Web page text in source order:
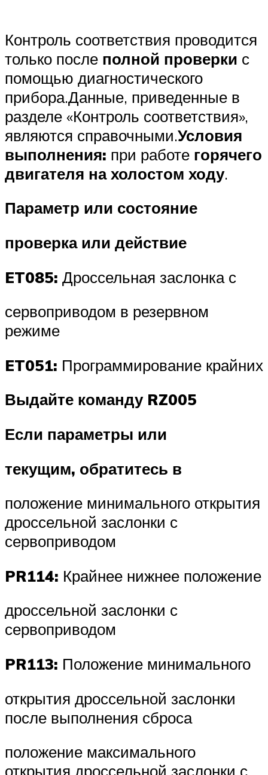
Контроль соответствия проводится
только после полной проверки с
помощью диагностического
прибора.Данные, приведенные в
разделе «Контроль соответствия»,
являются справочными.Условия
выполнения: при работе горячего
двигателя на холостом ходу.
Параметр или состояние
проверка или действие
ET085: Дроссельная заслонка с
сервоприводом в резервном
режиме
ET051: Программирование крайних
Выдайте команду RZ005
Если параметры или
текущим, обратитесь в
положение минимального открытия
дроссельной заслонки с
сервоприводом
PR114: Крайнее нижнее положение
дроссельной заслонки с
сервоприводом
PR113: Положение минимального
открытия дроссельной заслонки
после выполнения сброса
положение максимального
открытия дроссельной заслонки с